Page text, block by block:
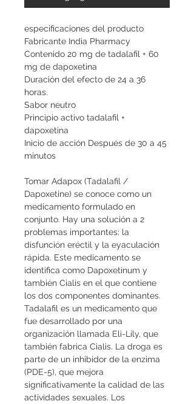
especificaciones del producto
Fabricante India Pharmacy
Contenido 20 mg de tadalafil + 60
mg de dapoxetina
Duración del efecto de 24 a 36
horas.
Sabor neutro
Principio activo tadalafil +
dapoxetina
Inicio de acción Después de 30 a 45
minutos
Tomar Adapox (Tadalafil /
Dapoxetine) se conoce como un
medicamento formulado en
conjunto. Hay una solución a 2
problemas importantes: la
disfunción eréctil y la eyaculación
rápida. Este medicamento se
identifica como Dapoxetinum y
también Cialis en el que contiene
los dos componentes dominantes.
Tadalafil es un medicamento que
fue desarrollado por una
organización llamada Eli-Lily, que
también fabrica Cialis. La droga es
parte de un inhibidor de la enzima
(PDE-5), que mejora
significativamente la calidad de las
actividades sexuales. Los